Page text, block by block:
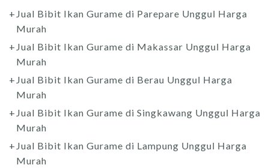
Jual Bibit Ikan Gurame di Parepare Unggul Harga
Murah
Jual Bibit Ikan Gurame di Makassar Unggul Harga
Murah
Jual Bibit Ikan Gurame di Berau Unggul Harga
Murah
Jual Bibit Ikan Gurame di Singkawang Unggul Harga
Murah
Jual Bibit Ikan Gurame di Lampung Unggul Harga
Murah